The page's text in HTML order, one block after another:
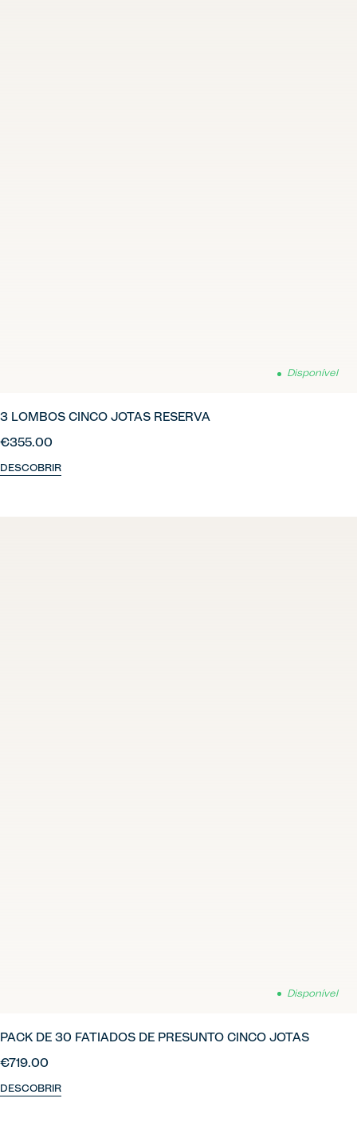
Disponível
3 LOMBOS CINCO JOTAS RESERVA
€355.00
DESCOBRIR
Disponível
PACK DE 30 FATIADOS DE PRESUNTO CINCO JOTAS
€719.00
DESCOBRIR